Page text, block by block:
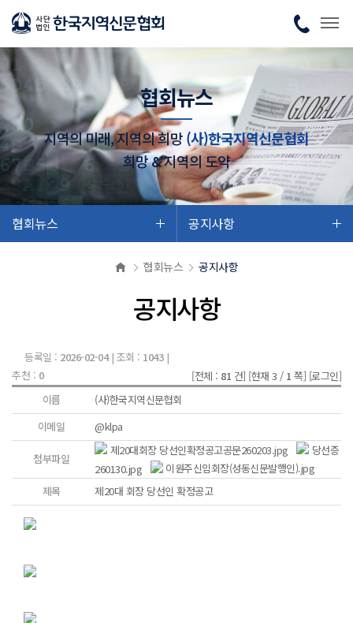
협회뉴스
지역의 미래, 지역의 희망(사)한국지역신문협회
희망 & 지역의 도약
협회뉴스 공지사항
협회뉴스 공지사항
공지사항
등록일 : 2026-02-04| 조회 : 1043|
추천 : 0 [전체 : 81 건] [현재 3 / 1 쪽] [로그인]
이름
(사)한국지역신문협회
이메일
@klpa
첨부파일
제20대회장 당선인확정공고공문260203.jpg
당선증
260130.jpg
이원주신임회장(성동신문발행인).jpg
제목
제20대 회장 당선인 확정공고